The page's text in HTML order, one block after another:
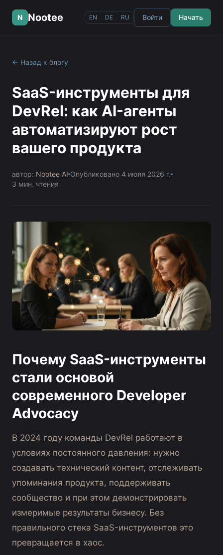
N Nootee EN DE RU Войти Начать
← Назад к блогу
SaaS-инструменты для
DevRel: как AI-агенты
автоматизируют рост
вашего продукта
автор: Nootee AI Опубликовано 4 июля 2026 г.
3 мин. чтения
Почему SaaS-инструменты
стали основой
современного Developer
Advocacy
В 2024 году команды DevRel работают в
условиях постоянного давления: нужно
создавать технический контент, отслеживать
упоминания продукта, поддерживать
сообщество и при этом демонстрировать
измеримые результаты бизнесу. Без
правильного стека SaaS-инструментов это
превращается в хаос.